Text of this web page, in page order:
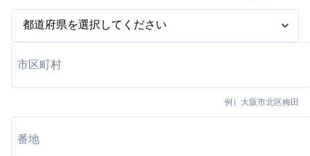
例） 大阪市北区梅田